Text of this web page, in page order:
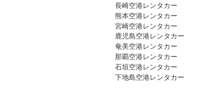
長崎空港レンタカー
熊本空港レンタカー
宮崎空港レンタカー
鹿児島空港レンタカー
奄美空港レンタカー
那覇空港レンタカー
石垣空港レンタカー
下地島空港レンタカー